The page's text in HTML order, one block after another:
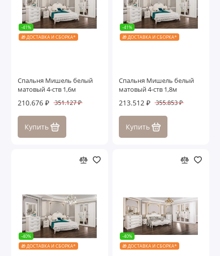
-41%
🎁 ДОСТАВКА И СБОРКА*
Спальня Мишель белый
матовый 4-ств 1,6м
210.676 ₽ 351.127 ₽
Купить
-41%
🎁 ДОСТАВКА И СБОРКА*
Спальня Мишель белый
матовый 4-ств 1,8м
213.512 ₽ 355.853 ₽
Купить
-40%
🎁 ДОСТАВКА И СБОРКА*
-40%
🎁 ДОСТАВКА И СБОРКА*